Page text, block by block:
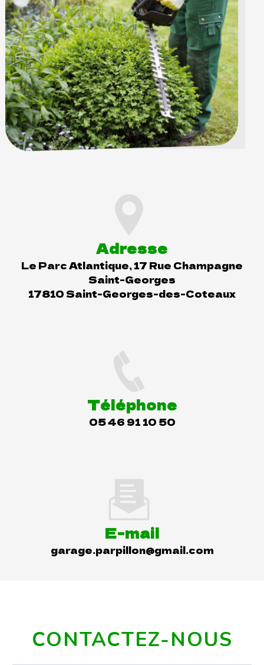
Adresse
Le Parc Atlantique, 17 Rue Champagne
Saint-Georges
17810 Saint-Georges-des-Coteaux
Téléphone
05 46 91 10 50
E-mail
garage.parpillon@gmail.com
CONTACTEZ-NOUS